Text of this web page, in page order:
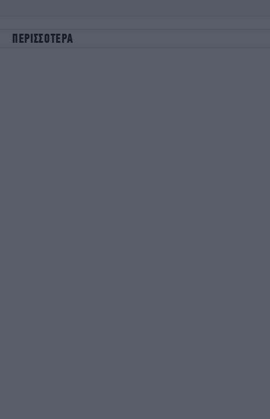
ΠΕΡΙΣΣΟΤΕΡΑ